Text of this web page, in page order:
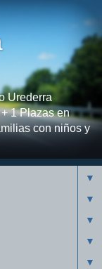
Urederra
1 Plazas en
con niños y
▼
▼
▼
▼
▼